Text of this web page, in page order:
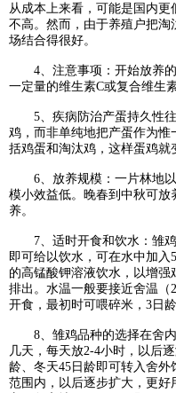
从成本上来看，可能是国内
不高。然而，由于养殖户把
场结合得很好。
4、注意事项：开始放养的
一定量的维生素C或复合维生
5、疾病防治产蛋持久性往
鸡，而非单纯地把产蛋作为
括鸡蛋和淘汰鸡，这样蛋鸡就
6、放养规模：一片林地以
模小效益低。晚春到中秋可
养。
7、适时开食和饮水：雏鸡
即可给以饮水，可在水中加入
的高锰酸钾溶液饮水，以增
排出。水温一般要接近舍温
开食，最初时可喂碎米，3日
8、雏鸡品种的选择在舍内
几天，每天放2-4小时，以后
龄、冬天45日龄即可转入舍
范围内，以后逐步扩大，更